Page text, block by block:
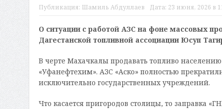
Публикация: Шамиль Абдуллаев Дата: 23 июня, 2026 в
О ситуации с работой АЗС на фоне массовых
Дагестанской топливной ассоциации Юсуп
В черте Махачкалы продавать топливо
«Уфанефтехим». АЗС «Аско» полностью
исключительно государственных учреждений.
Что касается пригородов столицы, то заправка